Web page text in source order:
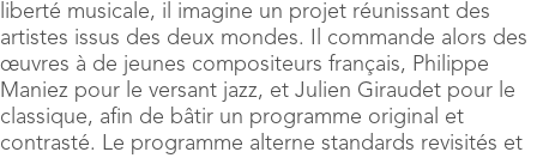
liberté musicale, il imagine un projet réunissant des
artistes issus des deux mondes. Il commande alors des
œuvres à de jeunes compositeurs français, Philippe
Maniez pour le versant jazz, et Julien Giraudet pour le
classique, afin de bâtir un programme original et
contrasté. Le programme alterne standards revisités et